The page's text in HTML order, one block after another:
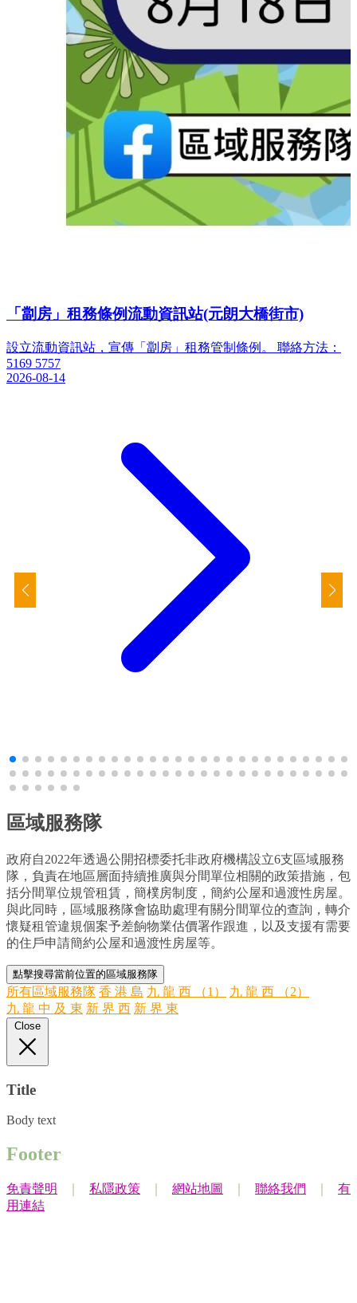
「劏房」租務條例流動資訊站(元朗大橋街市)
設立流動資訊站，宣傳「劏房」租務管制條例。 聯絡方法：
5169 5757
2026-08-14
區域服務隊
政府自2022年透過公開招標委托非政府機構設立6支區域服務
隊，負責在地區層面持續推廣與分間單位相關的政策措施，包
括分間單位規管租賃，簡樸房制度，簡約公屋和過渡性房屋。
與此同時，區域服務隊會協助處理有關分間單位的查詢，轉介
懷疑租管違規個案予差餉物業估價署作跟進，以及支援有需要
的住戶申請簡約公屋和過渡性房屋等。
點擊搜尋當前位置的區域服務隊
所有區域服務隊 香 港 島 九 龍 西 （1）
九 龍 西 （2）
九 龍 中 及 東 新 界 西 新 界 東
Close
Title
Body text
Footer
免責聲明 私隱政策 網站地圖 聯絡我們
有
用連結